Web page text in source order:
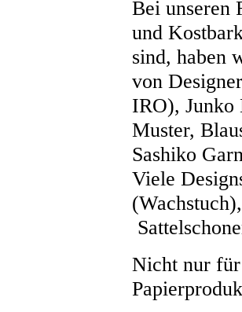
Bei unseren
und
sind, haben
von
IRO), Junko
Muster,
Sashiko
Viele
Nicht nur